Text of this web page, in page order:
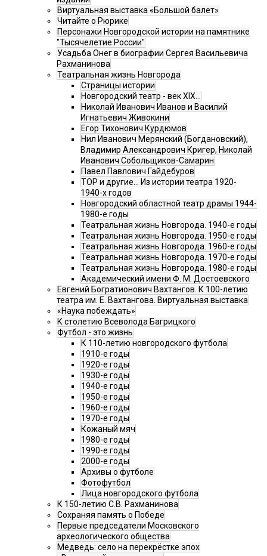
Виртуальная выставка «Большой балет»
Читайте о Рюрике
Персонажи Новгородской истории на памятнике
"Тысячелетие России"
Усадьба Онег в биографии Сергея Васильевича
Рахманинова
Театральная жизнь Новгорода
Страницы истории
Новгородский театр - век XIX…
Николай Иванович Иванов и Василий
Игнатьевич Живокини
Егор Тихонович Курдюмов
Нил Иванович Мерянский (Богдановский),
Владимир Александрович Кригер, Николай
Иванович Собольщиков-Самарин
Павел Павлович Гайдебуров
ТОР и другие… Из истории театра 1920-
1940-х годов
Новгородский областной театр драмы 1944-
1980-е годы
Театральная жизнь Новгорода. 1940-е годы
Театральная жизнь Новгорода. 1950-е годы
Театральная жизнь Новгорода. 1960-е годы
Театральная жизнь Новгорода. 1970-е годы
Театральная жизнь Новгорода. 1980-е годы
Академический имени Ф. М. Достоевского
Евгений Богратионович Вахтангов. К 100-летию
театра им. Е. Вахтангова. Виртуальная выставка
«Наука побеждать»
К столетию Всеволода Багрицкого
Футбол - это жизнь
К 110-летию новгородского футбола
1910-е годы
1920-е годы
1930-е годы
1940-е годы
1950-е годы
1960-е годы
1970-е годы
Кожаный мяч
1980-е годы
1990-е годы
2000-е годы
Архивы о футболе
Фотофутбол
Лица новгородского футбола
К 150-летию С.В. Рахманинова
Сохраняя память о Победе
Первые председатели Московского
археологического общества
Медведь: село на перекрёстке эпох